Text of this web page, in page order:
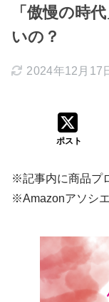
「傲慢の時
いの？
2024年12月17
ポスト
※記事内に商品プ
※Amazonアソシ